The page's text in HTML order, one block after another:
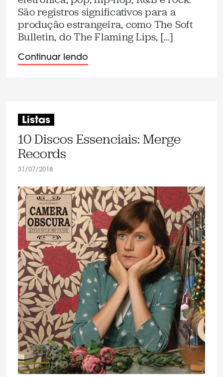
São registros significativos para a
produção estrangeira, como The Soft
Bulletin, do The Flaming Lips, […]
Continuar lendo
Listas
10 Discos Essenciais: Merge
Records
31/07/2018